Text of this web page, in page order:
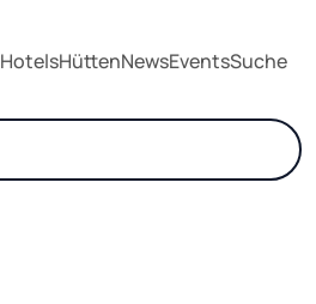
HotelsHüttenNewsEventsSuche